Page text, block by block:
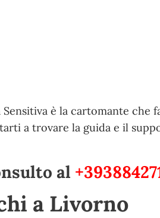
è la cartomante che
a trovare la guida e il
al
a Livorno